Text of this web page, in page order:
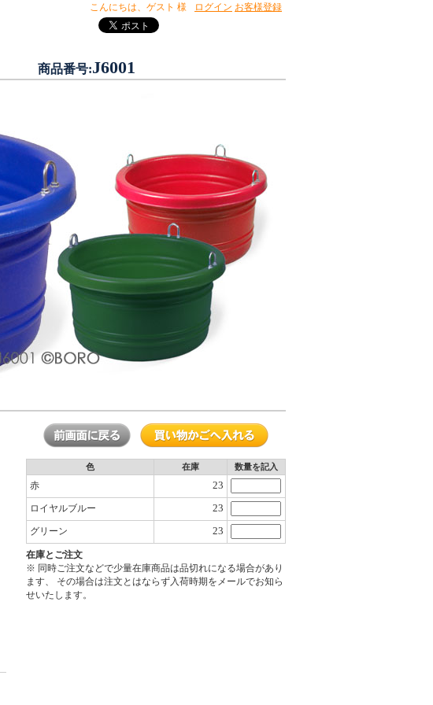
商品番号:J6001
色 在庫 数量を記入
赤 23
ロイヤルブルー 23
グリーン 23
在庫とご注文
※ 同時ご注文などで少量在庫商品は品切れになる場合があり
ます、 その場合は注文とはならず入荷時期をメールでお知ら
せいたします。
こんにちは、 ゲスト 様 ログイン お客様登録